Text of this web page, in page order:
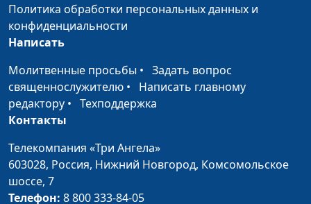
Екатерина Сажина,
Плешакова
Воспитываем
поощрением
Анна Ронжина, Нелли
Кропинова (педагог),
Екатерина Петреева,
Анна Паузина, Екатерина
Политика обработки персональных данных и
конфиденциальности
Написать
Молитвенные просьбы • Задать вопрос
священнослужителю • Написать главному
редактору • Техподдержка
Контакты
Телекомпания «Три Ангела»
603028, Россия, Нижний Новгород, Комсомольское
шоссе, 7
Телефон: 8 800 333-84-05